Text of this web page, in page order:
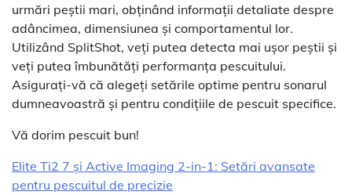
urmări peștii mari, obținând informații detaliate despre
adâncimea, dimensiunea și comportamentul lor.
Utilizând SplitShot, veți putea detecta mai ușor peștii și
veți putea îmbunătăți performanța pescuitului.
Asigurați-vă că alegeți setările optime pentru sonarul
dumneavoastră și pentru condițiile de pescuit specifice.
Vă dorim pescuit bun!
Elite Ti2 7 și Active Imaging 2-in-1: Setări avansate
pentru pescuitul de precizie